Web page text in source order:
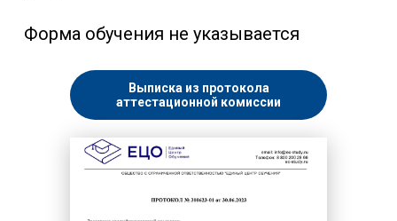
Форма обучения не указывается
Выписка из протокола
аттестационной комиссии